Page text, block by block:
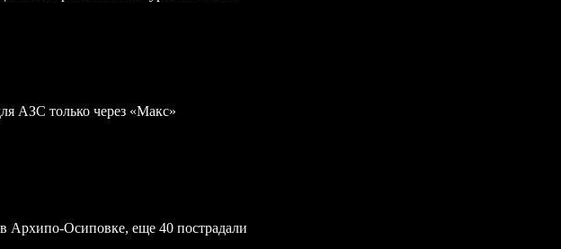
АЗС только через «Макс»
Архипо-Осиповке, еще 40 пострадали